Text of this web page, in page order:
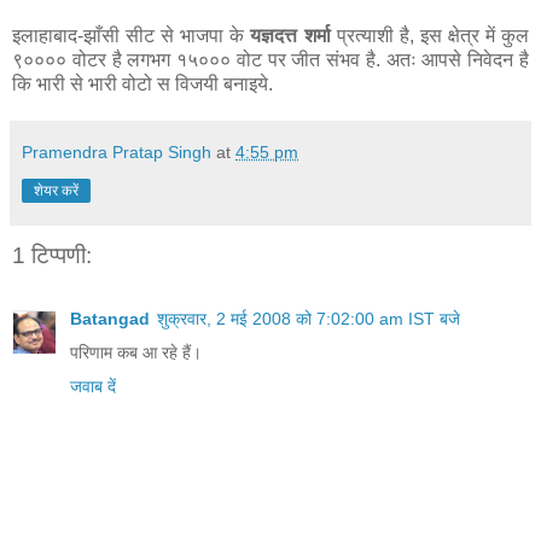
इलाहाबाद-झाँसी सीट से भाजपा केयज्ञदत्त शर्माप्रत्याशी है, इस क्षेत्र में कुल
९०००० वोटर है लगभग १५००० वोट पर जीत संभव है. अतः आपसे निवेदन है
कि भारी से भारी वोटो स विजयी बनाइये.
Pramendra Pratap Singh at 4:55 pm
शेयर करें
1 टिप्पणी:
Batangad शुक्रवार, 2 मई 2008 को 7:02:00 am IST बजे
परिणाम कब आ रहे हैं।
जवाब दें